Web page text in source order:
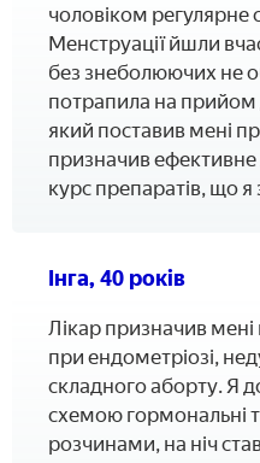
чоловіком регулярне
Менструації йшли
без знеболюючих не
потрапила на прийом
який поставив мені
призначив
курс препаратів, що я
Інга, 40 років
Лікар призначив
при ендометріозі,
складного аборту. Я
схемою гормональні
розчинами, на ніч